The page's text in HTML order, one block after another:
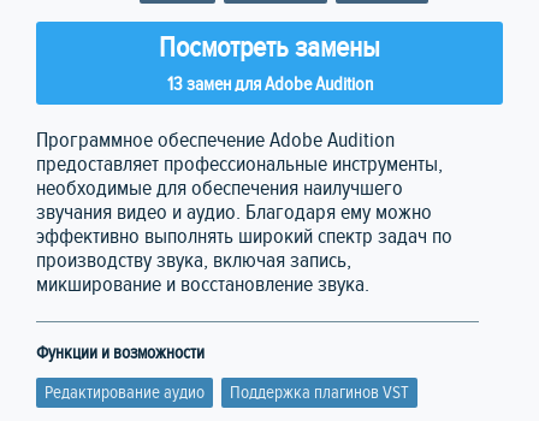
Посмотреть замены
13 замен для Adobe Audition
Программное обеспечение Adobe Audition
предоставляет профессиональные инструменты,
необходимые для обеспечения наилучшего
звучания видео и аудио. Благодаря ему можно
эффективно выполнять широкий спектр задач по
производству звука, включая запись,
микширование и восстановление звука.
Функции и возможности
Редактирование аудио
Поддержка плагинов VST